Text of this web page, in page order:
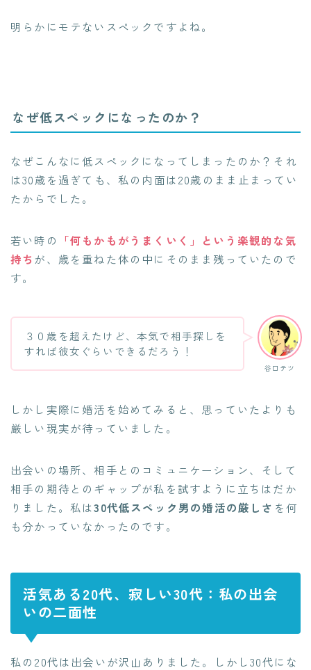
明らかにモテないスペックですよね。
なぜ低スペックになったのか？
なぜこんなに低スペックになってしまったのか？それ
は30歳を過ぎても、私の内面は20歳のまま止まってい
たからでした。
若い時の
「何もかもがうまくいく」という楽観的な気
持ち が、歳を重ねた体の中にそのまま残っていたので
す。
谷口テツ
３０歳を超えたけど、本気で相手探しを
すれば彼女ぐらいできるだろう！
しかし実際に婚活を始めてみると、思っていたよりも
厳しい現実が待っていました。
出会いの場所、相手とのコミュニケーション、そして
相手の期待とのギャップが私を試すように立ちはだか
りました。私は30代低スペック男の婚活の厳しさ を何
も分かっていなかったのです。
活気ある20代、寂しい30代：私の出会
いの二面性
私の20代は出会いが沢山ありました。しかし30代にな